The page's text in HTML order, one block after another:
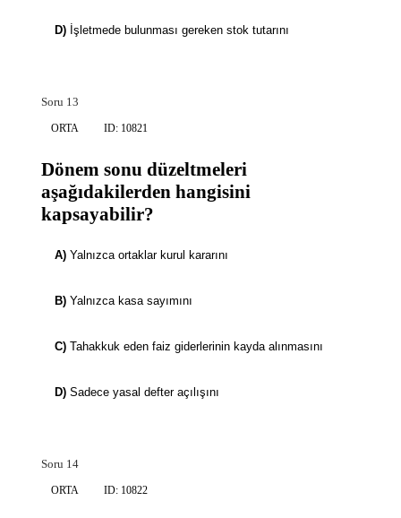
D) İşletmede bulunması gereken stok tutarını
Soru 13
ORTA ID: 10821
Dönem sonu düzeltmeleri
aşağıdakilerden hangisini
kapsayabilir?
A) Yalnızca ortaklar kurul kararını
B) Yalnızca kasa sayımını
C) Tahakkuk eden faiz giderlerinin kayda alınmasını
D) Sadece yasal defter açılışını
Soru 14
ORTA ID: 10822